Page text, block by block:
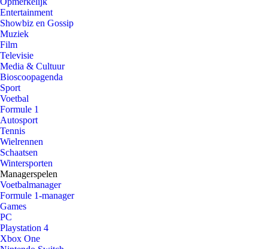
Entertainment
Showbiz en Gossip
Muziek
Film
Televisie
Media & Cultuur
Bioscoopagenda
Sport
Voetbal
Formule 1
Autosport
Tennis
Wielrennen
Schaatsen
Wintersporten
Managerspelen
Voetbalmanager
Formule 1-manager
Games
PC
Playstation 4
Xbox One